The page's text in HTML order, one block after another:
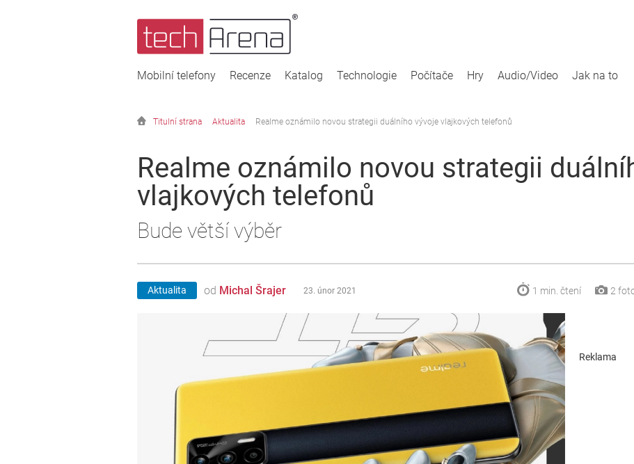
Mobilní telefony Recenze Katalog Technologie Počítače Hry Audio/Video Jak na to
Titulní strana Aktualita Realme oznámilo novou strategii duálního vývoje vlajkových telefonů
Realme oznámilo novou strategii
vlajkových telefonů
Bude větší výběr
Aktualita od Michal Šrajer 23. únor 2021 1 min. čtení 2
Reklama